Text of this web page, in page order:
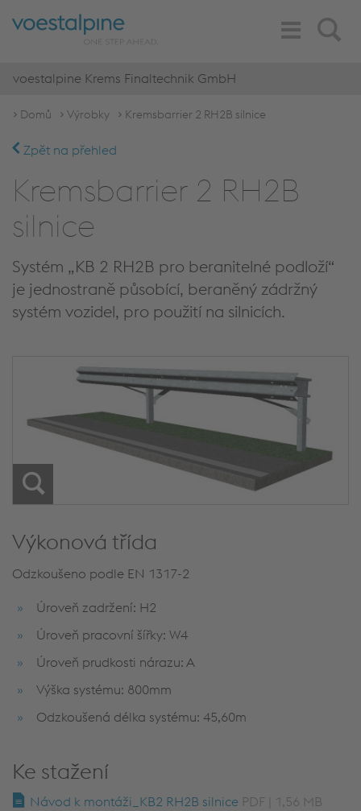
Search
Toggle
Navigation
voestalpine Krems Finaltechnik GmbH
Domů Výrobky Kremsbarrier 2 RH2B silnice
Zpět na přehled
Kremsbarrier 2 RH2B
silnice
Systém „KB 2 RH2B pro beranitelné podloží“
je jednostraně působící, beraněný zádržný
systém vozidel, pro použití na silnicích.
Výkonová třída
Odzkoušeno podle EN 1317-2
Úroveň zadržení: H2
Úroveň pracovní šířky: W4
Úroveň prudkosti nárazu: A
Výška systému: 800mm
Odzkoušená délka systému: 45,60m
Ke stažení
Návod k montáži_KB2 RH2B silnice PDF | 1,56 MB